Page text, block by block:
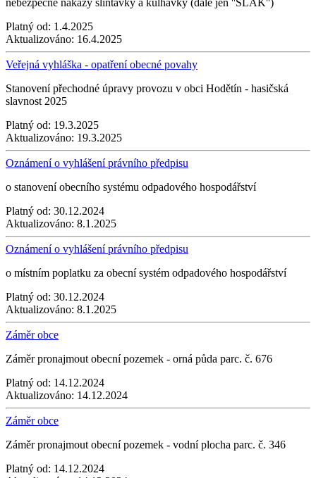
Platný od: 1.4.2025
Aktualizováno: 16.4.2025
Veřejná vyhláška - opatření obecné povahy
Stanovení přechodné úpravy provozu v obci Hodětín - hasičská
slavnost 2025
Platný od: 19.3.2025
Aktualizováno: 19.3.2025
Oznámení o vyhlášení právního předpisu
o stanovení obecního systému odpadového hospodářství
Platný od: 30.12.2024
Aktualizováno: 8.1.2025
Oznámení o vyhlášení právního předpisu
o místním poplatku za obecní systém odpadového hospodářství
Platný od: 30.12.2024
Aktualizováno: 8.1.2025
Záměr obce
Záměr pronajmout obecní pozemek - orná půda parc. č. 676
Platný od: 14.12.2024
Aktualizováno: 14.12.2024
Záměr obce
Záměr pronajmout obecní pozemek - vodní plocha parc. č. 346
Platný od: 14.12.2024